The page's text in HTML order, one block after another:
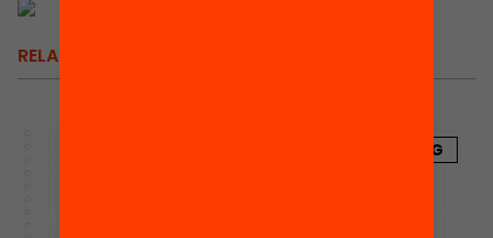
RELACIONADOS
BLOG